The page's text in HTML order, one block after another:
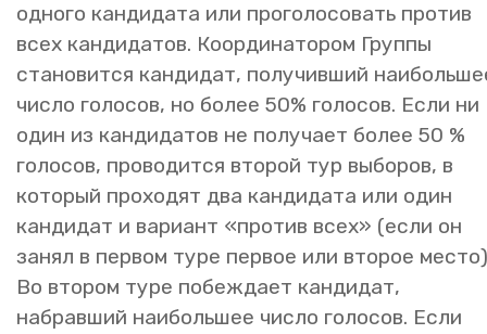
одного кандидата или проголосовать против
всех кандидатов. Координатором Группы
становится кандидат, получивший
число голосов, но более 50% голосов. Если ни
один из кандидатов не получает более 50 %
голосов, проводится второй тур выборов, в
который проходят два кандидата или один
кандидат и вариант «против всех» (если он
занял в первом туре первое или второе
Во втором туре побеждает кандидат,
набравший наибольшее число голосов. Если